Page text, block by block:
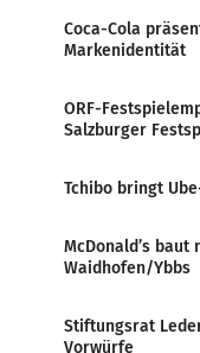
Coca-Cola
Markenidentität
ORF-
Salzburger
Tchibo bringt
McDonald’s
Waidhofen/Ybbs
Stiftungsrat
Vorwürfe